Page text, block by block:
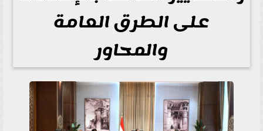
على الطرق العامة
والمحاور